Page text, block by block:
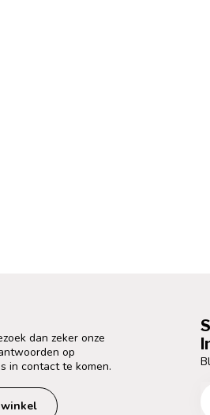
dan zeker onze
op
in contact te komen.
winkel